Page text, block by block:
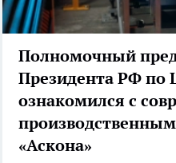
Полномочный
Президента РФ по
ознакомился с
«Аскона»